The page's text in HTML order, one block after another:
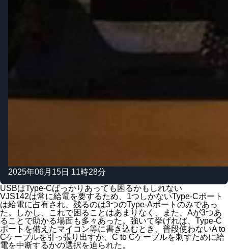
2025年06月15日 11時28分
USBはType-Cばっかりあっても困るかもしれない
VJS142は常に給電を要するため、1つしかないType-Cポート
は給電に占有され、残るのは3つのType-Aポートのみであっ
た。しかし、これで困ることはあまりなく、また、Aが3つあ
ることで助かる場面も多々あった。強いて挙げれば、Type-C
ポートを備えたマイコン等に書き込むとき、普段使わないA to
Cケーブルを引っ張り出すか、C to Cケーブルを刺すために給
電を中断するかの選択を迫られた。